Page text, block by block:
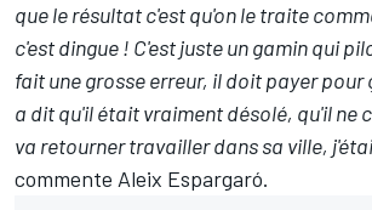
que le résultat c'est qu'on le traite
c'est dingue ! C'est juste un gamin qui
fait une grosse erreur, il doit payer pour
a dit qu'il était vraiment désolé, qu'il ne
va retourner travailler dans sa ville,
commente Aleix Espargaró.